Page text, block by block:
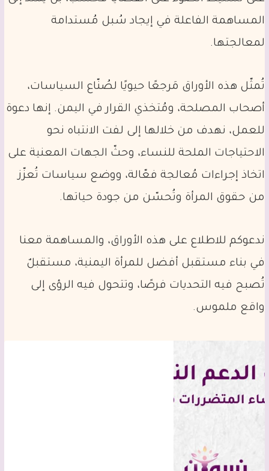
المساهمة الفاعلة في إيجاد سُبل مُستدامة
لمعالجتها.
تُمثّل هذه الأوراق مَرجعًا حيويًا لصُنّاع السياسات،
أصحاب المصلحة، ومُتخذي القرار في اليمن. إنها دعوة
للعمل، نهدف من خلالها إلى لفت الانتباه نحو
الاحتياجات الملحة للنساء، وحثّ الجهات المعنية على
اتخاذ إجراءات مُعالجة فعّالة، ووضع سياسات تُعزّز
من حقوق المرأة وتُحسّن من جودة حياتها.
ندعوكم للاطلاع على هذه الأوراق، والمساهمة معنا
في بناء مستقبل أفضل للمرأة اليمنية، مستقبلٌ
تُصبح فيه التحديات فرصًا، وتتحول فيه الرؤى إلى
واقع ملموس.